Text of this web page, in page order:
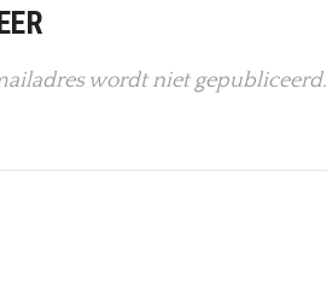
wordt niet gepubliceerd.